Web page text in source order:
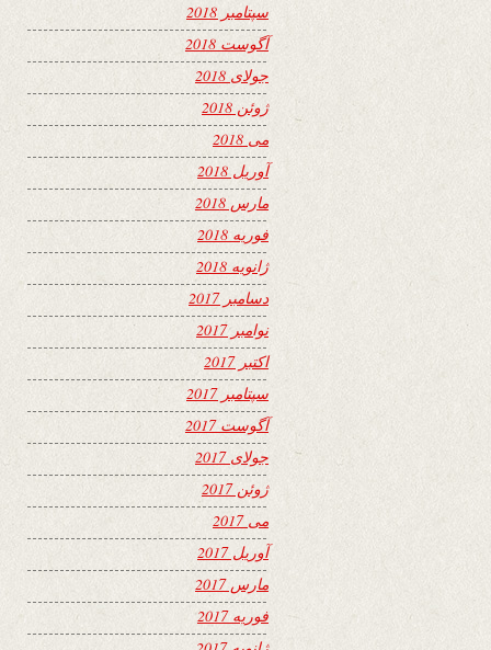
سپتامبر 2018
آگوست 2018
جولای 2018
ژوئن 2018
می 2018
آوریل 2018
مارس 2018
فوریه 2018
ژانویه 2018
دسامبر 2017
نوامبر 2017
اکتبر 2017
سپتامبر 2017
آگوست 2017
جولای 2017
ژوئن 2017
می 2017
آوریل 2017
مارس 2017
فوریه 2017